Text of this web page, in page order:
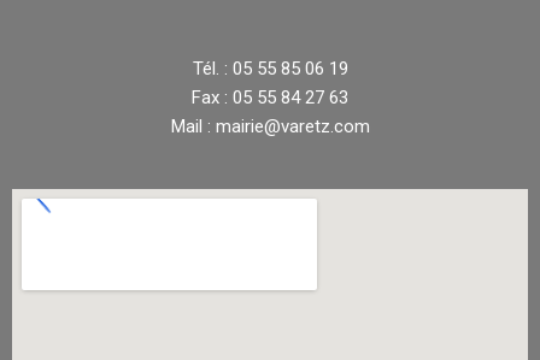
Tél. : 05 55 85 06 19
Fax : 05 55 84 27 63
Mail : mairie@varetz.com